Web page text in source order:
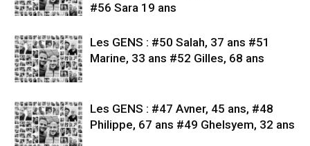
#56 Sara 19 ans
Les GENS : #50 Salah, 37 ans #51
Marine, 33 ans #52 Gilles, 68 ans
Les GENS : #47 Avner, 45 ans, #48
Philippe, 67 ans #49 Ghelsyem, 32 ans